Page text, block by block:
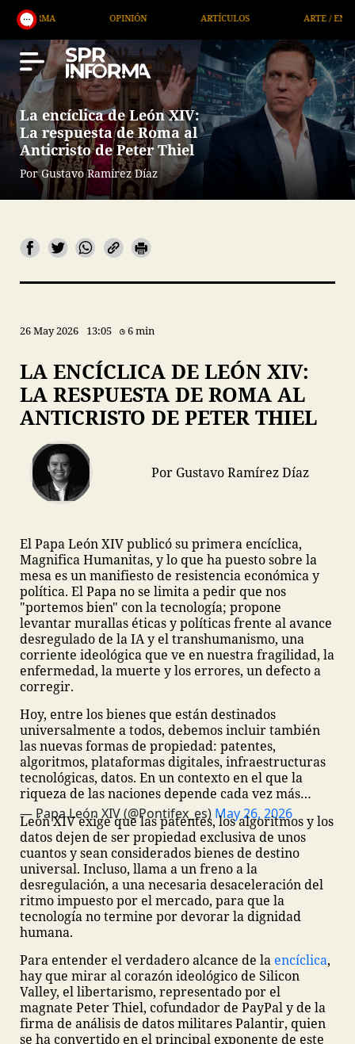
OPINIÓN ARTÍCULOS ARTE /
La encíclica de León XIV:
La respuesta de Roma al
Anticristo de Peter Thiel
Por Gustavo Ramírez Díaz
26 May 2026 13:05 6 min
LA ENCÍCLICA DE LEÓN XIV:
LA RESPUESTA DE ROMA AL
ANTICRISTO DE PETER THIEL
Por Gustavo Ramírez Díaz
El Papa León XIV publicó su primera encíclica,
Magnifica Humanitas, y lo que ha puesto sobre la
mesa es un manifiesto de resistencia económica y
política. El Papa no se limita a pedir que nos
"portemos bien" con la tecnología; propone
levantar murallas éticas y políticas frente al avance
desregulado de la IA y el transhumanismo, una
corriente ideológica que ve en nuestra fragilidad, la
enfermedad, la muerte y los errores, un defecto a
corregir.
Hoy, entre los bienes que están destinados
universalmente a todos, debemos incluir también
las nuevas formas de propiedad: patentes,
algoritmos, plataformas digitales, infraestructuras
tecnológicas, datos. En un contexto en el que la
riqueza de las naciones depende cada vez más…
— Papa León XIV (@Pontifex_es) May 26, 2026
León XIV exige que las patentes, los algoritmos y los
datos dejen de ser propiedad exclusiva de unos
cuantos y sean considerados bienes de destino
universal. Incluso, llama a un freno a la
desregulación, a una necesaria desaceleración del
ritmo impuesto por el mercado, para que la
tecnología no termine por devorar la dignidad
humana.
Para entender el verdadero alcance de la encíclica,
hay que mirar al corazón ideológico de Silicon
Valley, el libertarismo, representado por el
magnate Peter Thiel, cofundador de PayPal y de la
firma de análisis de datos militares Palantir, quien
se ha convertido en el principal exponente de este